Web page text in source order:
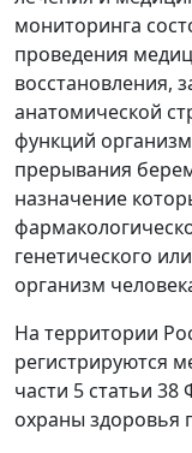
мониторинга
проведения
восстановления,
анатомической
функций
прерывания
назначение
генетического
организм
На территории
регистрируются
части 5 статьи
охраны здоровья